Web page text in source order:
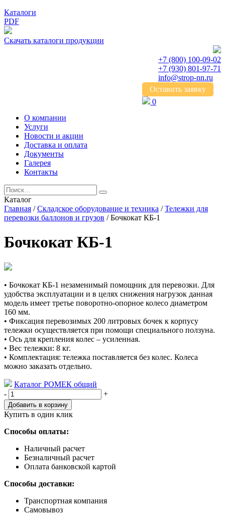
Каталоги
PDF
Скачать каталоги продукции
+7 (800) 100-09-02
+7 (930) 801-97-71
info@strop-nn.ru
Оставить заявку
0
О компании
Услуги
Новости и акции
Доставка и оплата
Документы
Галерея
Контакты
Каталог
Главная /Складское оборудование и техника /Тележки для
перевозки баллонов и грузов / Бочкокат КБ-1
Бочкокат КБ-1
• Бочкокат КБ-1 незаменимый помощник для перевозки. Для
удобства эксплуатации и в целях снижения нагрузок данная
модель имеет третье поворотно-опорное колесо диаметром
160 мм.
• Фиксация перевозимых 200 литровых бочек к корпусу
тележки осуществляется при помощи специального ползуна.
• Ось для крепления колес – усиленная.
• Вес тележки: 8 кг.
• Комплектация: тележка поставляется без колес. Колеса
можно заказать отдельно.
Каталог РОМЕК общий
Количество,
шт
- +
Добавить в корзину
Купить в один клик
Способы оплаты:
Наличный расчет
Безналичный расчет
Оплата банковской картой
Способы доставки:
Транспортная компания
Самовывоз